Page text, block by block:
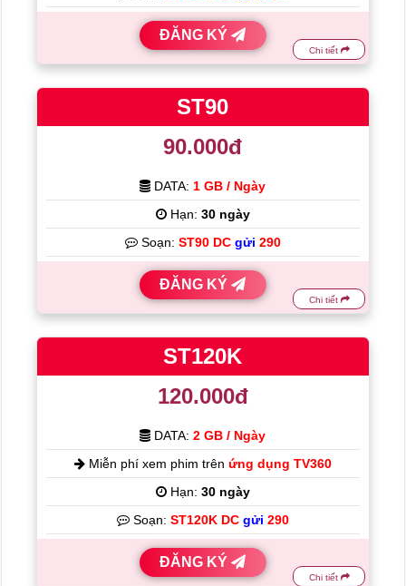
ĐĂNG KÝ
Chi tiết
ST90
90.000đ
DATA: 1 GB / Ngày
Hạn: 30 ngày
Soạn: ST90 DC gửi 290
ĐĂNG KÝ
Chi tiết
ST120K
120.000đ
DATA:2 GB / Ngày
Miễn phí xem phim trên ứng dụng TV360
Hạn: 30 ngày
Soạn: ST120K DC gửi 290
ĐĂNG KÝ
Chi tiết